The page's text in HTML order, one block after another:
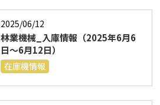
2025/06/12
林業機械_入庫情報（2025年6月6
日～6月12日）
在庫機情報